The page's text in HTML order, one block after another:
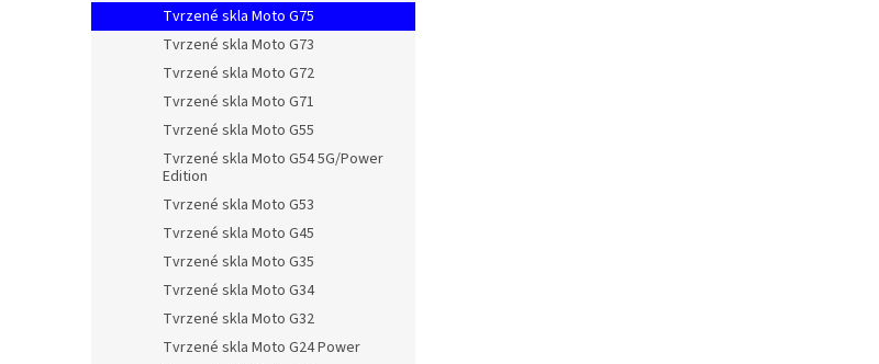
Tvrzené skla Moto G75
Tvrzené skla Moto G73
Tvrzené skla Moto G72
Tvrzené skla Moto G71
Tvrzené skla Moto G55
Tvrzené skla Moto G54 5G/Power
Edition
Tvrzené skla Moto G53
Tvrzené skla Moto G45
Tvrzené skla Moto G35
Tvrzené skla Moto G34
Tvrzené skla Moto G32
Tvrzené skla Moto G24 Power